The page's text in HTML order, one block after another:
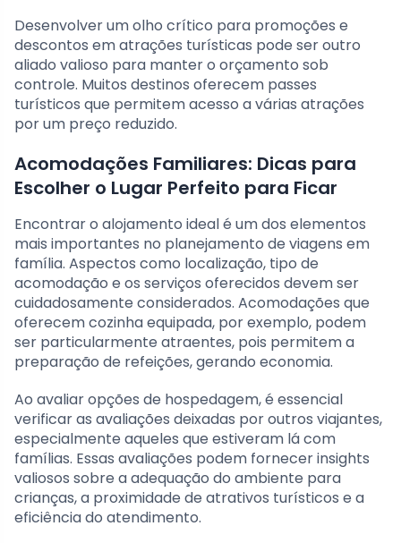
Desenvolver um olho crítico para promoções e
descontos em atrações turísticas pode ser outro
aliado valioso para manter o orçamento sob
controle. Muitos destinos oferecem passes
turísticos que permitem acesso a várias atrações
por um preço reduzido.
Acomodações Familiares: Dicas para
Escolher o Lugar Perfeito para Ficar
Encontrar o alojamento ideal é um dos elementos
mais importantes no planejamento de viagens em
família. Aspectos como localização, tipo de
acomodação e os serviços oferecidos devem ser
cuidadosamente considerados. Acomodações que
oferecem cozinha equipada, por exemplo, podem
ser particularmente atraentes, pois permitem a
preparação de refeições, gerando economia.
Ao avaliar opções de hospedagem, é essencial
verificar as avaliações deixadas por outros viajantes,
especialmente aqueles que estiveram lá com
famílias. Essas avaliações podem fornecer insights
valiosos sobre a adequação do ambiente para
crianças, a proximidade de atrativos turísticos e a
eficiência do atendimento.